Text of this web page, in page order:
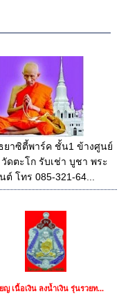
ยาซิตี้พาร์ค ชั้น1 ข้างศูนย์
ดตะโก รับเช่า บูชา พระ
โทร 085-321-64...
ญ เนื้อเงิน ลงน้ำเงิน รุ่นรวยท...